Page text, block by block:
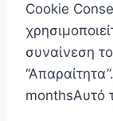
Cookie
συναίνεση
monthsΑυτό